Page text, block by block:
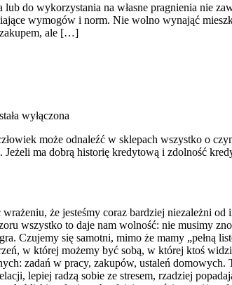
do wykorzystania na własne pragnienia nie
wymogów i norm. Nie wolno wynająć
zakupem, ale […]
wyłączona
może odnaleźć w sklepach wszystko o
ma dobrą historię kredytową i zdolność
że jesteśmy coraz bardziej niezależni
wszystko to daje nam wolność: nie musimy
Czujemy się samotni, mimo że mamy „pełną
w której możemy być sobą, w której ktoś
zadań w pracy, zakupów, ustaleń
lepiej radzą sobie ze stresem, rzadziej